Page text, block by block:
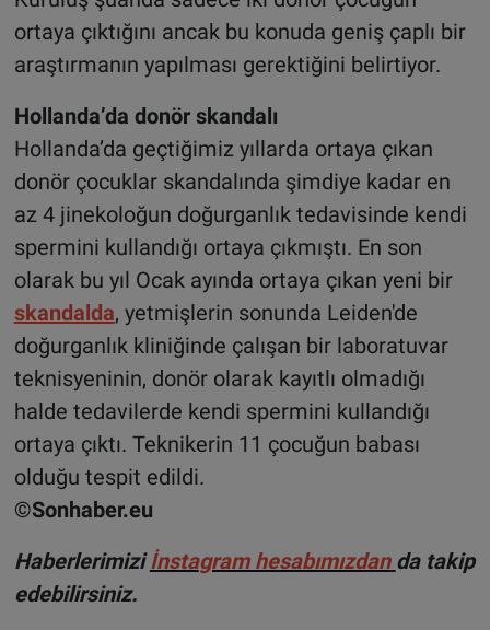
ortaya çıktığını ancak bu konuda geniş çaplı bir
araştırmanın yapılması gerektiğini belirtiyor.
Hollanda’da donör skandalı
Hollanda’da geçtiğimiz yıllarda ortaya çıkan
donör çocuklar skandalında şimdiye kadar en
az 4 jinekoloğun doğurganlık tedavisinde kendi
spermini kullandığı ortaya çıkmıştı. En son
olarak bu yıl Ocak ayında ortaya çıkan yeni bir
skandalda, yetmişlerin sonunda Leiden'de
doğurganlık kliniğinde çalışan bir laboratuvar
teknisyeninin, donör olarak kayıtlı olmadığı
halde tedavilerde kendi spermini kullandığı
ortaya çıktı. Teknikerin 11 çocuğun babası
olduğu tespit edildi.
©Sonhaber.eu
Haberlerimizi İnstagram hesabımızdan da takip
edebilirsiniz.